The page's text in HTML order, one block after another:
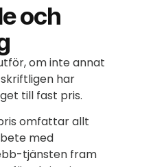
och
om inte annat
har
till fast pris.
omfattar allt
med
tjänsten fram